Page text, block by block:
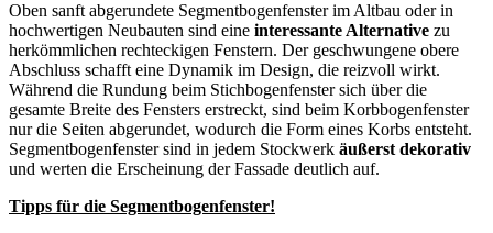
Oben sanft abgerundete Segmentbogenfenster im Altbau oder in
hochwertigen Neubauten sind eine interessante Alternative zu
herkömmlichen rechteckigen Fenstern. Der geschwungene obere
Abschluss schafft eine Dynamik im Design, die reizvoll wirkt.
Während die Rundung beim Stichbogenfenster sich über die
gesamte Breite des Fensters erstreckt, sind beim Korbbogenfenster
nur die Seiten abgerundet, wodurch die Form eines Korbs entsteht.
Segmentbogenfenster sind in jedem Stockwerk äußerst dekorativ
und werten die Erscheinung der Fassade deutlich auf.
Tipps für die Segmentbogenfenster!